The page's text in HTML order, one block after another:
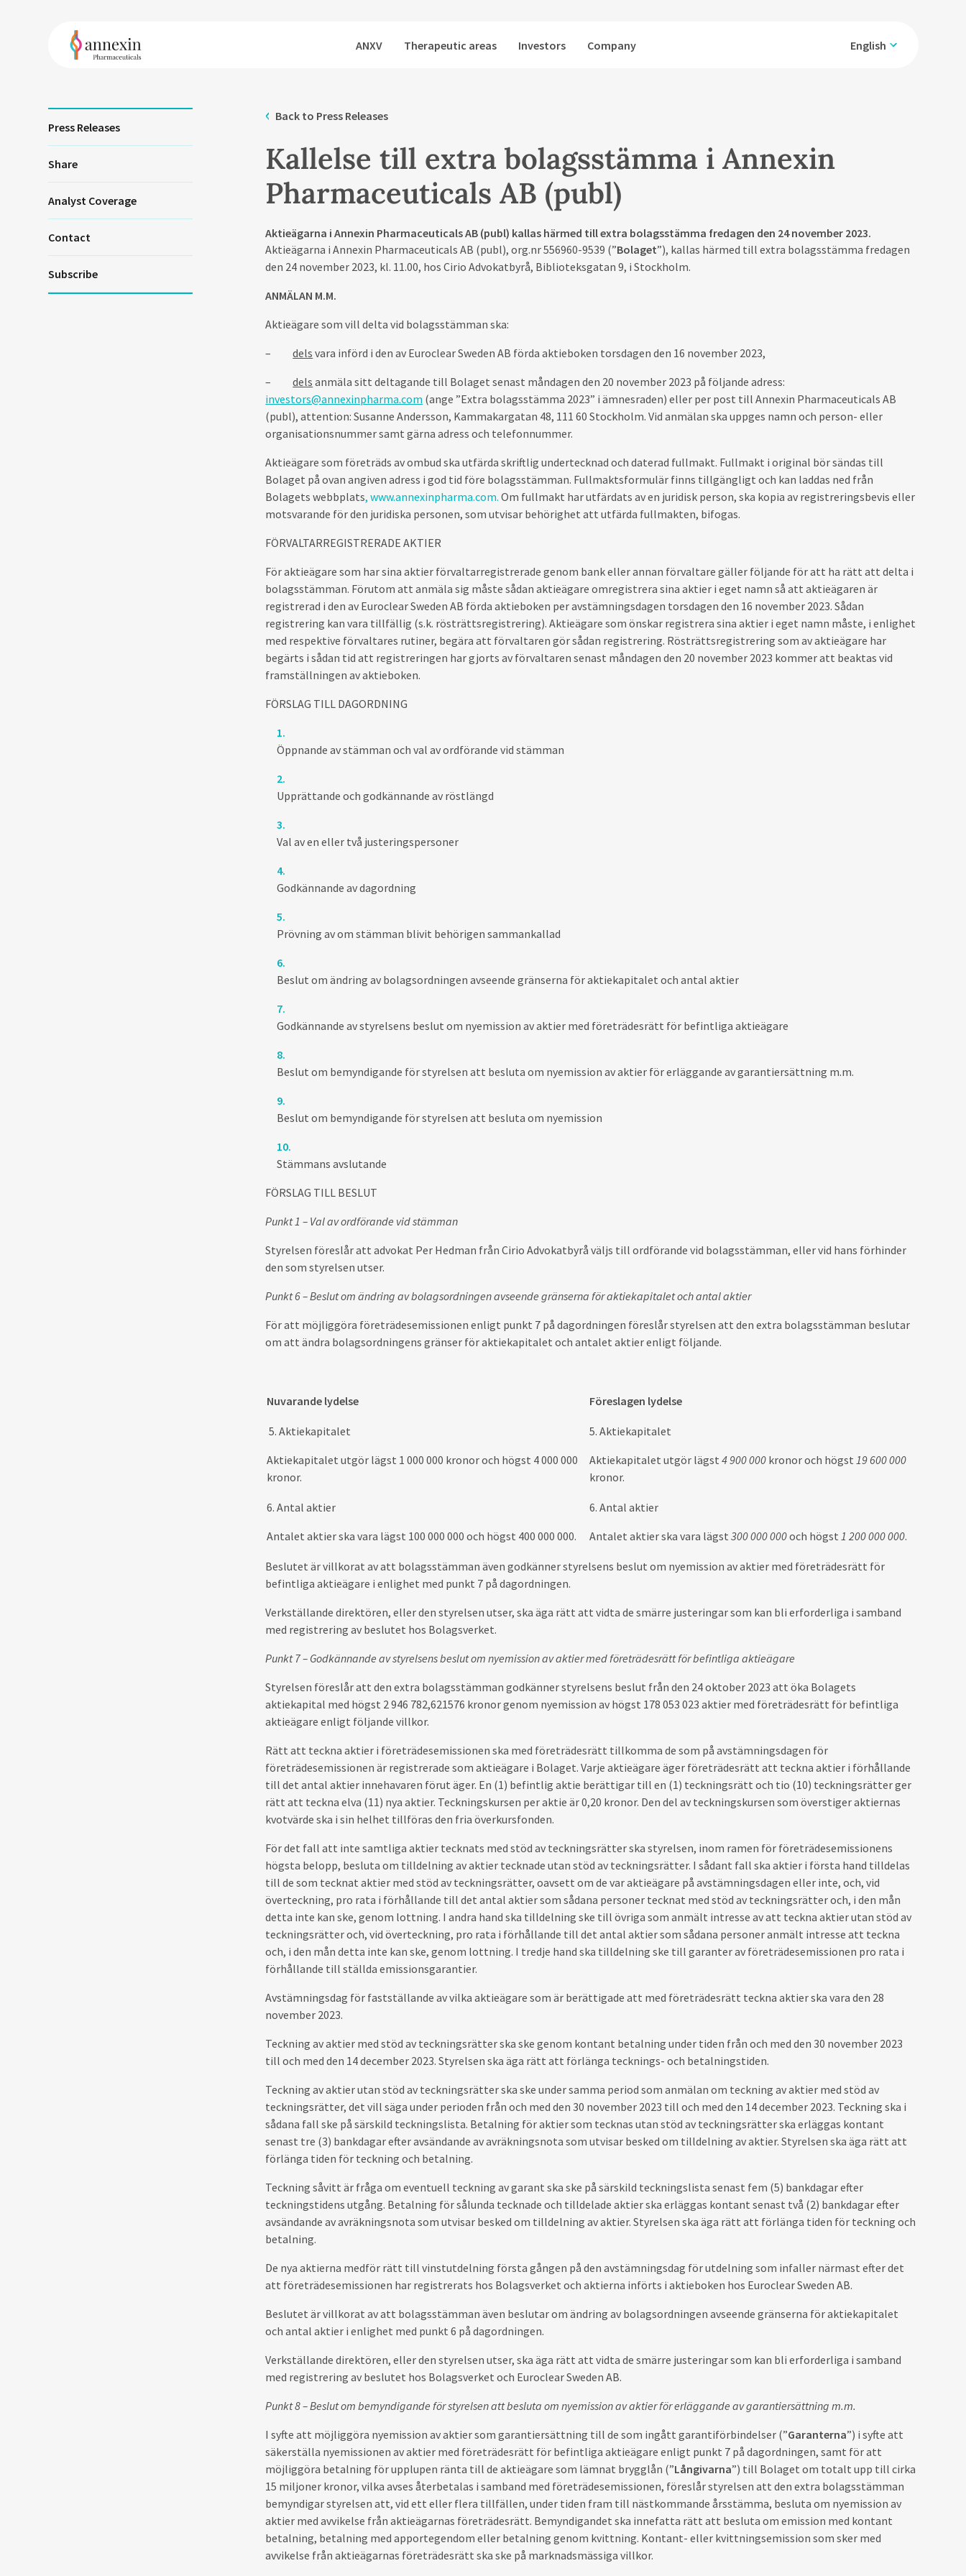
ANXV Therapeutic areas Investors Company English
Press Releases
Share
Analyst Coverage
Contact
Subscribe
Back to Press Releases
Kallelse till extra bolagsstämma i Annexin
Pharmaceuticals AB (publ)
Aktieägarna i Annexin Pharmaceuticals AB (publ) kallas härmed till extra bolagsstämma fredagen den 24 november 2023.
Aktieägarna i Annexin Pharmaceuticals AB (publ), org.nr 556960-9539 (”Bolaget”), kallas härmed till extra bolagsstämma fredagen
den 24 november 2023, kl. 11.00, hos Cirio Advokatbyrå, Biblioteksgatan 9, i Stockholm.
ANMÄLAN M.M.
Aktieägare som vill delta vid bolagsstämman ska:
–
dels vara införd i den av Euroclear Sweden AB förda aktieboken torsdagen den 16 november 2023,
–
dels anmäla sitt deltagande till Bolaget senast måndagen den 20 november 2023 på följande adress:
investors@annexinpharma.com (ange ”Extra bolagsstämma 2023” i ämnesraden) eller per post till Annexin Pharmaceuticals AB
(publ), attention: Susanne Andersson, Kammakargatan 48, 111 60 Stockholm. Vid anmälan ska uppges namn och person- eller
organisationsnummer samt gärna adress och telefonnummer.
Aktieägare som företräds av ombud ska utfärda skriftlig undertecknad och daterad fullmakt. Fullmakt i original bör sändas till
Bolaget på ovan angiven adress i god tid före bolagsstämman. Fullmaktsformulär finns tillgängligt och kan laddas ned från
Bolagets webbplats, www.annexinpharma.com. Om fullmakt har utfärdats av en juridisk person, ska kopia av registreringsbevis eller
motsvarande för den juridiska personen, som utvisar behörighet att utfärda fullmakten, bifogas.
FÖRVALTARREGISTRERADE AKTIER
För aktieägare som har sina aktier förvaltarregistrerade genom bank eller annan förvaltare gäller följande för att ha rätt att delta i
bolagsstämman. Förutom att anmäla sig måste sådan aktieägare omregistrera sina aktier i eget namn så att aktieägaren är
registrerad i den av Euroclear Sweden AB förda aktieboken per avstämningsdagen torsdagen den 16 november 2023. Sådan
registrering kan vara tillfällig (s.k. rösträttsregistrering). Aktieägare som önskar registrera sina aktier i eget namn måste, i enlighet
med respektive förvaltares rutiner, begära att förvaltaren gör sådan registrering. Rösträttsregistrering som av aktieägare har
begärts i sådan tid att registreringen har gjorts av förvaltaren senast måndagen den 20 november 2023 kommer att beaktas vid
framställningen av aktieboken.
FÖRSLAG TILL DAGORDNING
Öppnande av stämman och val av ordförande vid stämman
Upprättande och godkännande av röstlängd
Val av en eller två justeringspersoner
Godkännande av dagordning
Prövning av om stämman blivit behörigen sammankallad
Beslut om ändring av bolagsordningen avseende gränserna för aktiekapitalet och antal aktier
Godkännande av styrelsens beslut om nyemission av aktier med företrädesrätt för befintliga aktieägare
Beslut om bemyndigande för styrelsen att besluta om nyemission av aktier för erläggande av garantiersättning m.m.
Beslut om bemyndigande för styrelsen att besluta om nyemission
Stämmans avslutande
FÖRSLAG TILL BESLUT
Punkt 1 – Val av ordförande vid stämman
Styrelsen föreslår att advokat Per Hedman från Cirio Advokatbyrå väljs till ordförande vid bolagsstämman, eller vid hans förhinder
den som styrelsen utser.
Punkt 6 – Beslut om ändring av bolagsordningen avseende gränserna för aktiekapitalet och antal aktier
För att möjliggöra företrädesemissionen enligt punkt 7 på dagordningen föreslår styrelsen att den extra bolagsstämman beslutar
om att ändra bolagsordningens gränser för aktiekapitalet och antalet aktier enligt följande.
Nuvarande lydelse Föreslagen lydelse
5. Aktiekapitalet
Aktiekapitalet utgör lägst 1 000 000 kronor och högst 4000 000
kronor.
5. Aktiekapitalet
Aktiekapitalet utgör lägst4 900 000 kronor och högst19 600 000
kronor.
6. Antal aktier
Antalet aktier ska vara lägst 100 000 000 och högst 400 000 000.
6. Antal aktier
Antalet aktier ska vara lägst300000 000och högst1 200000 000.
Beslutet är villkorat av att bolagsstämman även godkänner styrelsens beslut om nyemission av aktier med företrädesrätt för
befintliga aktieägare i enlighet med punkt 7 på dagordningen.
Verkställande direktören, eller den styrelsen utser, ska äga rätt att vidta de smärre justeringar som kan bli erforderliga i samband
med registrering av beslutet hos Bolagsverket.
Punkt 7 – Godkännande av styrelsensbeslut om nyemission av aktier med företrädesrätt för befintliga aktieägare
Styrelsen föreslår att den extra bolagsstämman godkänner styrelsens beslut från den 24 oktober 2023 att öka Bolagets
aktiekapital med högst 2946 782,621576 kronor genom nyemission av högst 178 053 023 aktier med företrädesrätt för befintliga
aktieägare enligt följande villkor.
Rätt att teckna aktier i företrädesemissionen ska med företrädesrätt tillkomma de som på avstämningsdagen för
företrädesemissionen är registrerade som aktieägare i Bolaget. Varje aktieägare äger företrädesrätt att teckna aktier i förhållande
till det antal aktier innehavaren förut äger. En (1) befintlig aktie berättigar till en (1) teckningsrätt och tio (10) teckningsrätter ger
rätt att teckna elva (11) nya aktier. Teckningskursen per aktie är 0,20 kronor. Den del av teckningskursen som överstiger aktiernas
kvotvärde ska i sin helhet tillföras den fria överkursfonden.
För det fall att inte samtliga aktier tecknats med stöd av teckningsrätter ska styrelsen, inom ramen för företrädesemissionens
högsta belopp, besluta om tilldelning av aktier tecknade utan stöd av teckningsrätter. I sådant fall ska aktier i första hand tilldelas
till de som tecknat aktier med stöd av teckningsrätter, oavsett om de var aktieägare på avstämningsdagen eller inte, och, vid
överteckning, pro rata i förhållande till det antal aktier som sådana personer tecknat med stöd av teckningsrätter och, i den mån
detta inte kan ske, genom lottning. I andra hand ska tilldelning ske till övriga som anmält intresse av att teckna aktier utan stöd av
teckningsrätter och, vid överteckning, pro rata i förhållande till det antal aktier som sådana personer anmält intresse att teckna
och, i den mån detta inte kan ske, genom lottning. I tredje hand ska tilldelning ske till garanter av företrädesemissionen pro rata i
förhållande till ställda emissionsgarantier.
Avstämningsdag för fastställande av vilka aktieägare som är berättigade att med företrädesrätt teckna aktier ska vara den 28
november 2023.
Teckning av aktier med stöd av teckningsrätter ska ske genom kontant betalning under tiden från och med den 30 november 2023
till och med den 14 december 2023. Styrelsen ska äga rätt att förlänga tecknings- och betalningstiden.
Teckning av aktier utan stöd av teckningsrätter ska ske under samma period som anmälan om teckning av aktier med stöd av
teckningsrätter, det vill säga under perioden från och med den 30 november 2023 till och med den 14 december 2023. Teckning ska i
sådana fall ske på särskild teckningslista. Betalning för aktier som tecknas utan stöd av teckningsrätter ska erläggas kontant
senast tre (3) bankdagar efter avsändande av avräkningsnota som utvisar besked om tilldelning av aktier. Styrelsen ska äga rätt att
förlänga tiden för teckning och betalning.
Teckning såvitt är fråga om eventuell teckning av garant ska ske på särskild teckningslista senast fem (5) bankdagar efter
teckningstidens utgång. Betalning för sålunda tecknade och tilldelade aktier ska erläggas kontant senast två (2) bankdagar efter
avsändande av avräkningsnota som utvisar besked om tilldelning av aktier. Styrelsen ska äga rätt att förlänga tiden för teckning och
betalning.
De nya aktierna medför rätt till vinstutdelning första gången på den avstämningsdag för utdelning som infaller närmast efter det
att företrädesemissionen har registrerats hos Bolagsverket och aktierna införts i aktieboken hos Euroclear Sweden AB.
Beslutet är villkorat av att bolagsstämman även beslutar om ändring av bolagsordningen avseende gränserna för aktiekapitalet
och antal aktier i enlighet med punkt 6 på dagordningen.
Verkställande direktören, eller den styrelsen utser, ska äga rätt att vidta de smärre justeringar som kan bli erforderliga i samband
med registrering av beslutet hos Bolagsverket och Euroclear Sweden AB.
Punkt 8 – Beslut om bemyndigande för styrelsen att besluta om nyemission av aktier för erläggande av garantiersättning m.m.
I syfte att möjliggöra nyemission av aktier som garantiersättning till de som ingått garantiförbindelser (”Garanterna”) i syfte att
säkerställa nyemissionen av aktier med företrädesrätt för befintliga aktieägare enligt punkt 7 på dagordningen, samt för att
möjliggöra betalning för upplupen ränta till de aktieägare som lämnat brygglån (”Långivarna”) till Bolaget om totalt upp till cirka
15 miljoner kronor, vilka avses återbetalas i samband med företrädesemissionen, föreslår styrelsen att den extra bolagsstämman
bemyndigar styrelsen att, vid ett eller flera tillfällen, under tiden fram till nästkommande årsstämma, besluta om nyemission av
aktier med avvikelse från aktieägarnas företrädesrätt. Bemyndigandet ska innefatta rätt att besluta om emission med kontant
betalning, betalning med apportegendom eller betalning genom kvittning. Kontant- eller kvittningsemission som sker med
avvikelse från aktieägarnas företrädesrätt ska ske på marknadsmässiga villkor.